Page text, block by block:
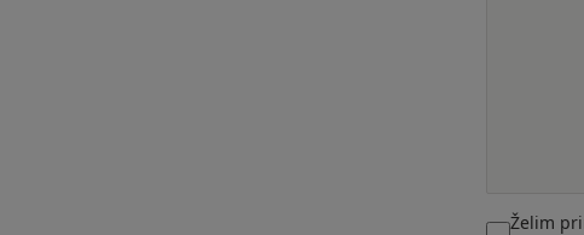
Želim